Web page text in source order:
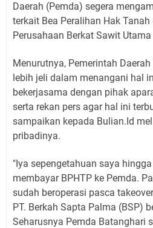
Daerah (Pemda) segera
terkait Bea Peralihan Hak
Perusahaan Berkat Sawit Utama
Menurutnya, Pemerintah
lebih jeli dalam menangani hal
bekerjasama dengan pihak
serta rekan pers agar hal ini
sampaikan kepada Bulian.Id
pribadinya.
"Iya sepengetahuan saya
membayar BPHTP ke Pemda.
sudah beroperasi pasca
PT. Berkah Sapta Palma (BSP)
Seharusnya Pemda Batanghari